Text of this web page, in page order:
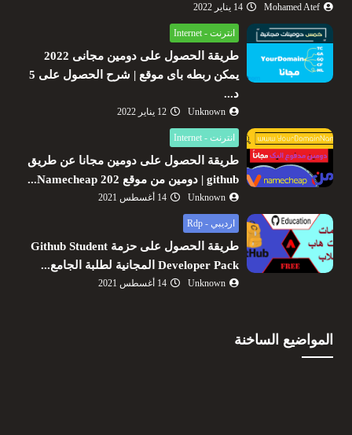
Mohamed Atef 14 يناير 2022
انترنت - Internet
طريقة الحصول على دومين مجانى 2022
يمكن ربطه باى موقع | شرح الحصول على 5
د...
Unknown 12 يناير 2022
انترنت - Internet
طريقة الحصول على دومين مجانا عن طريق
github | دومين من موقع Namecheap 202...
Unknown 14 أغسطس 2021
ارديبي - Rdp
طريقة الحصول على حزمة Github Student
Developer Pack المجانية لطلبة الجامع...
Unknown 14 أغسطس 2021
المواضيع الساخنة